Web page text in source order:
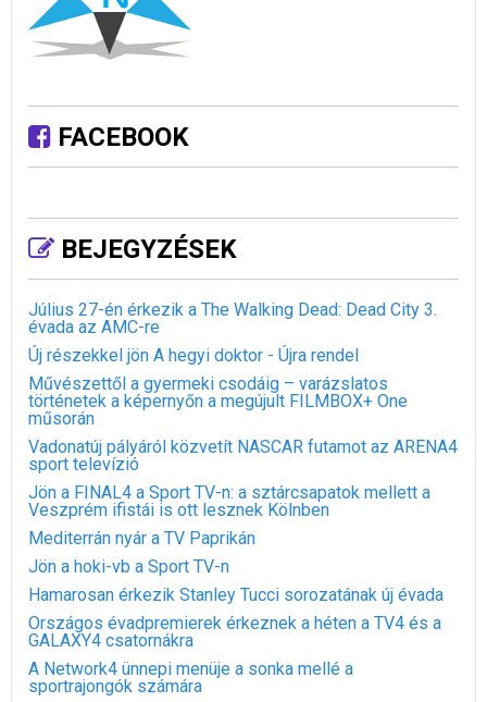
FACEBOOK
BEJEGYZÉSEK
Július 27-én érkezik a The Walking Dead: Dead City 3.
évada az AMC-re
Új részekkel jön A hegyi doktor - Újra rendel
Művészettől a gyermeki csodáig – varázslatos
történetek a képernyőn a megújult FILMBOX+ One
műsorán
Vadonatúj pályáról közvetít NASCAR futamot az ARENA4
sport televízió
Jön a FINAL4 a Sport TV-n: a sztárcsapatok mellett a
Veszprém ifistái is ott lesznek Kölnben
Mediterrán nyár a TV Paprikán
Jön a hoki-vb a Sport TV-n
Hamarosan érkezik Stanley Tucci sorozatának új évada
Országos évadpremierek érkeznek a héten a TV4 és a
GALAXY4 csatornákra
A Network4 ünnepi menüje a sonka mellé a
sportrajongók számára